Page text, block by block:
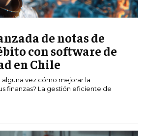
de notas de
con software de
en Chile
alguna vez cómo mejorar la
finanzas? La gestión eficiente de